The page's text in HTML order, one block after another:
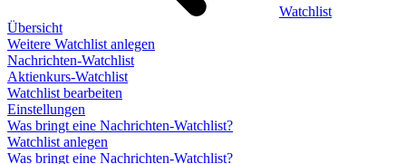
Watchlist
Übersicht
Weitere Watchlist anlegen
Nachrichten-Watchlist
Aktienkurs-Watchlist
Watchlist bearbeiten
Einstellungen
Was bringt eine Nachrichten-Watchlist?
Watchlist anlegen
Was bringt eine Nachrichten-Watchlist?